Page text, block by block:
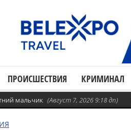
ПРОИСШЕСТВИЯ КРИМИНАЛ
мальчик (Август 7, 2026 9:18 дп)